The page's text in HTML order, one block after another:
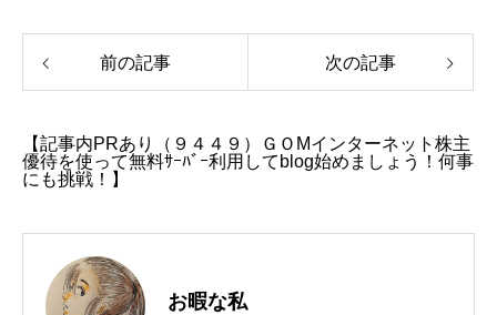
前の記事 次の記事
【記事内PRあり（９４４９）ＧＯMインターネット株主
優待を使って無料ｻｰﾊﾞｰ利用してblog始めましょう！何事
にも挑戦！】
お暇な私